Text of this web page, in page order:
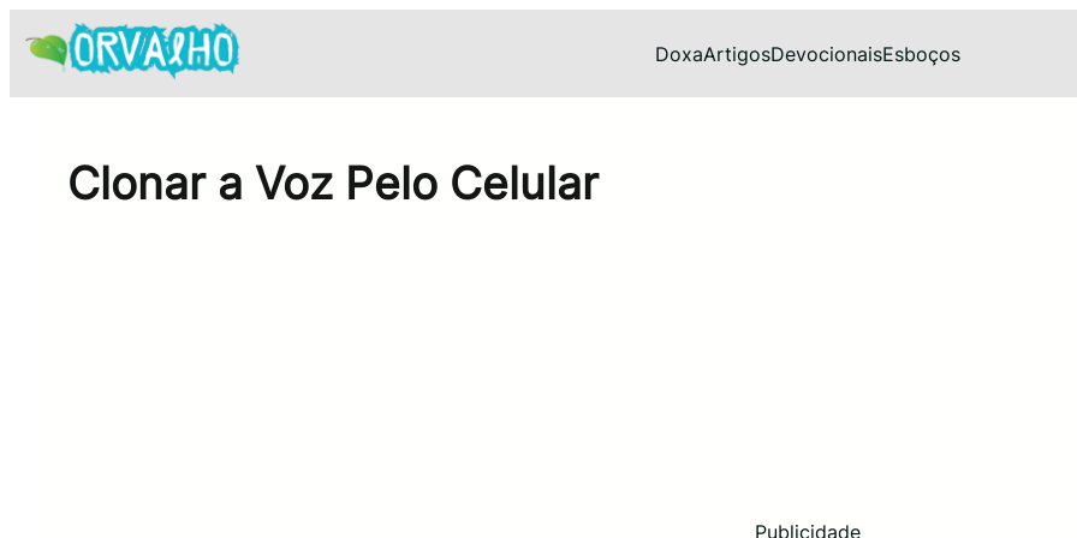
para
conteúdo
DoxaArtigosDevocionaisEsboços
Clonar a Voz Pelo Celular
Publicidade